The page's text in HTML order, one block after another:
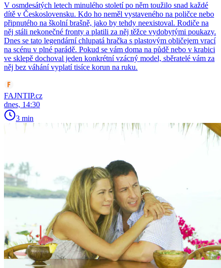
V osmdesátých letech minulého století po něm toužilo snad každé
dítě v Československu. Kdo ho neměl vystaveného na poličce nebo
připnutého na školní brašně, jako by tehdy neexistoval. Rodiče na
něj stáli nekonečné fronty a platili za něj těžce vydobytými poukazy.
Dnes se tato legendární chlupatá hračka s plastovým obličejem vrací
na scénu v plné parádě. Pokud se vám doma na půdě nebo v krabici
ve sklepě dochoval jeden konkrétní vzácný model, sběratelé vám za
něj bez váhání vyplatí tisíce korun na ruku.
FAJNTIP.cz
dnes, 14:30
3 min